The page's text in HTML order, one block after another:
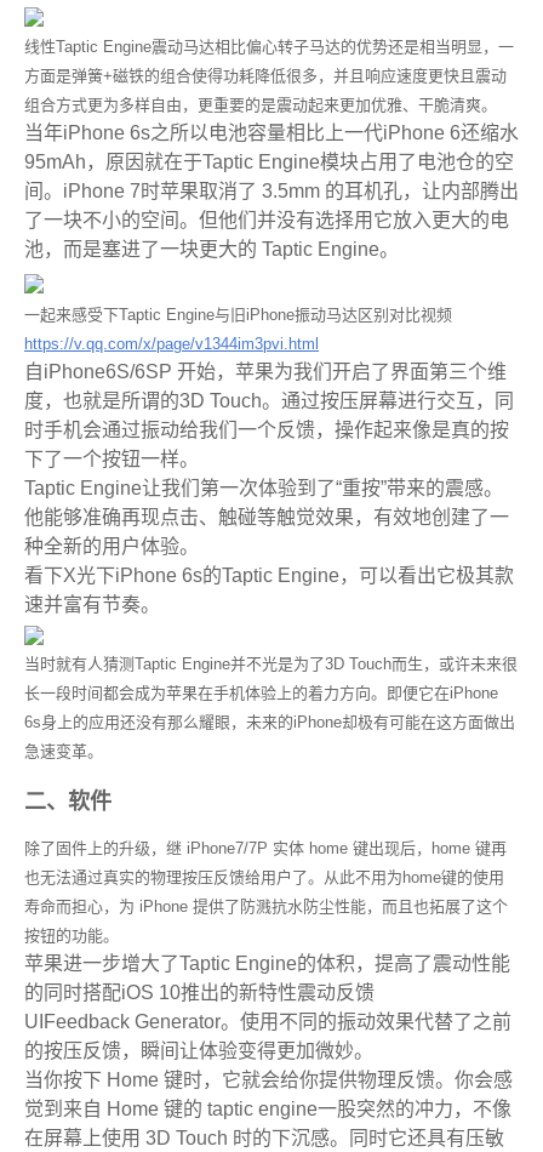
线性Taptic Engine震动马达相比偏心转子马达的优势还是相当明显，一
方面是弹簧+磁铁的组合使得功耗降低很多，并且响应速度更快且震动
组合方式更为多样自由，更重要的是震动起来更加优雅、干脆清爽。
当年iPhone 6s之所以电池容量相比上一代iPhone 6还缩水
95mAh，原因就在于Taptic Engine模块占用了电池仓的空
间。iPhone 7时苹果取消了 3.5mm 的耳机孔，让内部腾出
了一块不小的空间。但他们并没有选择用它放入更大的电
池，而是塞进了一块更大的 Taptic Engine。
一起来感受下Taptic Engine与旧iPhone振动马达区别对比视频
https://v.qq.com/x/page/v1344im3pvi.html
自iPhone6S/6SP 开始，苹果为我们开启了界面第三个维
度，也就是所谓的3D Touch。通过按压屏幕进行交互，同
时手机会通过振动给我们一个反馈，操作起来像是真的按
下了一个按钮一样。
Taptic Engine让我们第一次体验到了“重按”带来的震感。
他能够准确再现点击、触碰等触觉效果，有效地创建了一
种全新的用户体验。
看下X光下iPhone 6s的Taptic Engine，可以看出它极其款
速并富有节奏。
当时就有人猜测Taptic Engine并不光是为了3D Touch而生，或许未来很
长一段时间都会成为苹果在手机体验上的着力方向。即便它在iPhone
6s身上的应用还没有那么耀眼，未来的iPhone却极有可能在这方面做出
急速变革。
二、软件
除了固件上的升级，继 iPhone7/7P 实体 home 键出现后，home 键再
也无法通过真实的物理按压反馈给用户了。从此不用为home键的使用
寿命而担心，为 iPhone 提供了防溅抗水防尘性能，而且也拓展了这个
按钮的功能。
苹果进一步增大了Taptic Engine的体积，提高了震动性能
的同时搭配iOS 10推出的新特性震动反馈
UIFeedback Generator。使用不同的振动效果代替了之前
的按压反馈，瞬间让体验变得更加微妙。
当你按下 Home 键时，它就会给你提供物理反馈。你会感
觉到来自 Home 键的 taptic engine一股突然的冲力，不像
在屏幕上使用 3D Touch 时的下沉感。同时它还具有压敏